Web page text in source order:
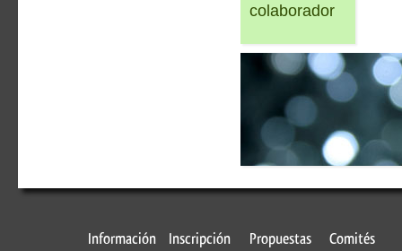
colaborador
Información Inscripción
Propuestas
Comités